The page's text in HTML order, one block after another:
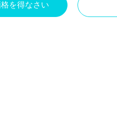
を得なさい